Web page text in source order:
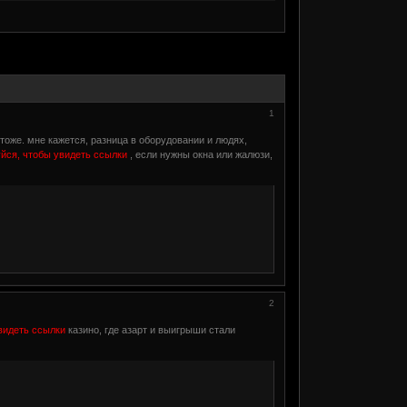
1
мне кажется, разница в оборудовании и людях,
чтобы увидеть ссылки , если нужны окна или жалюзи,
2
ссылки казино, где азарт и выигрыши стали